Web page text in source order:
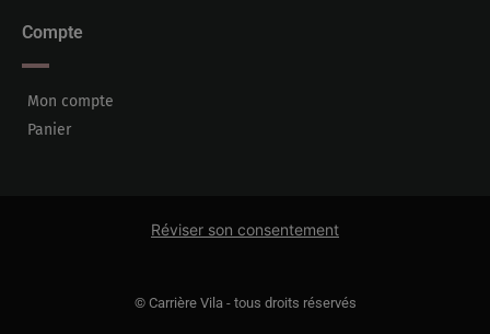
Compte
Mon compte
Panier
Réviser son consentement
© Carrière Vila - tous droits réservés